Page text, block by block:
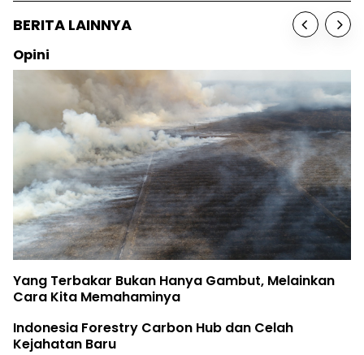
BERITA LAINNYA
Opini
Yang Terbakar Bukan Hanya Gambut, Melainkan
Cara Kita Memahaminya
Indonesia Forestry Carbon Hub dan Celah
Kejahatan Baru